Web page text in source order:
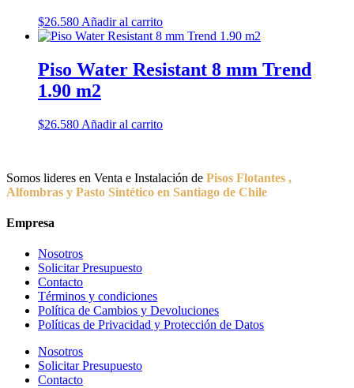
$26.580 Añadir al carrito
Piso Water Resistant 8 mm Trend
1.90 m2
$26.580 Añadir al carrito
Somos lideres en Venta e Instalación de Pisos Flotantes ,
Alfombras y Pasto Sintético en Santiago de Chile
Empresa
Nosotros
Solicitar Presupuesto
Contacto
Términos y condiciones
Política de Cambios y Devoluciones
Políticas de Privacidad y Protección de Datos
Nosotros
Solicitar Presupuesto
Contacto